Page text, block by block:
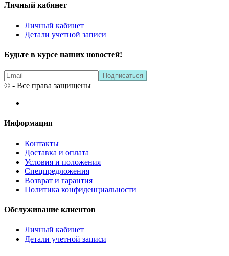
Личный кабинет
Личный кабинет
Детали учетной записи
Будьте в курсе наших новостей!
© - Все права защищены
Информация
Контакты
Доставка и оплата
Условия и положения
Спецпредложения
Возврат и гарантия
Политика конфиденциальности
Обслуживание клиентов
Личный кабинет
Детали учетной записи